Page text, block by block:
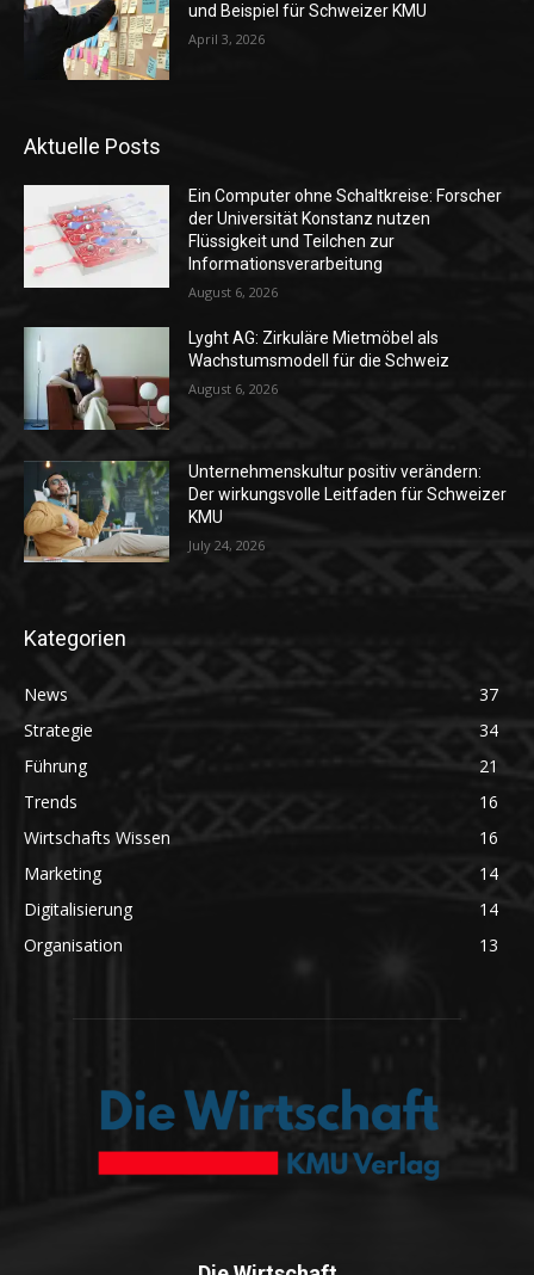
und Beispiel für Schweizer KMU
April 3, 2026
Aktuelle Posts
Ein Computer ohne Schaltkreise: Forscher
der Universität Konstanz nutzen
Flüssigkeit und Teilchen zur
Informationsverarbeitung
August 6, 2026
Lyght AG: Zirkuläre Mietmöbel als
Wachstumsmodell für die Schweiz
August 6, 2026
Unternehmenskultur positiv verändern:
Der wirkungsvolle Leitfaden für Schweizer
KMU
July 24, 2026
Kategorien
News
37
Strategie
34
Führung
21
Trends
16
Wirtschafts Wissen
16
Marketing
14
Digitalisierung
14
Organisation
13